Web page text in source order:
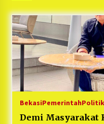
5 bulan
PNM Hadir
Aura
Nasabah
1 tahun
Duh Kacau
Fasilitas
Sebelum
1 tahun
BekasiPemerintahPolitik
Demi Masyarakat